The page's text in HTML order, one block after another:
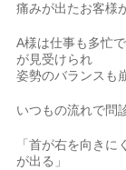
痛みが出たお客様
A様は仕事も多忙
が見受けられ
姿勢のバランスも
いつもの流れで問
「首が右を向き
が出る」